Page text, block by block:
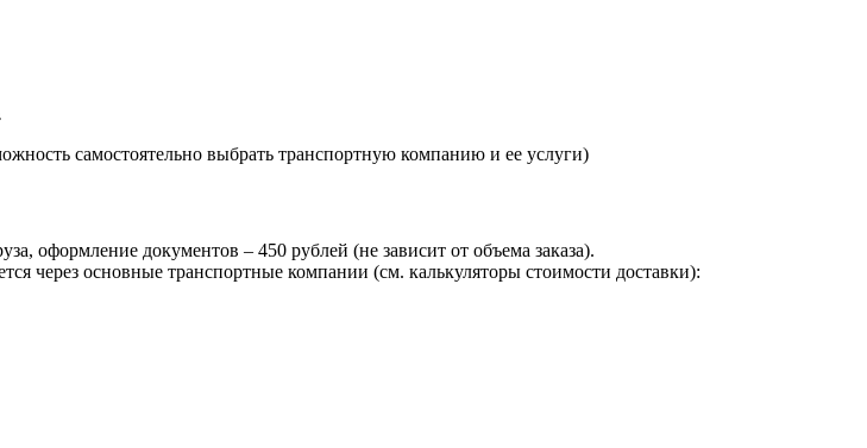
самостоятельно выбрать транспортную компанию и ее услуги)
оформление документов – 450 рублей (не зависит от объема заказа).
через основные транспортные компании (см. калькуляторы стоимости доставки):